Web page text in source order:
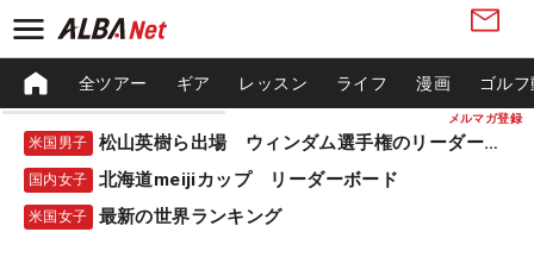
メルマガ登録
全ツアー ギア レッスン ライフ 漫画 ゴル
米国男子 松山英樹ら出場 ウィンダム選手権のリーダーボード
国内女子 北海道meijiカップ リーダーボード
米国女子 最新の世界ランキング